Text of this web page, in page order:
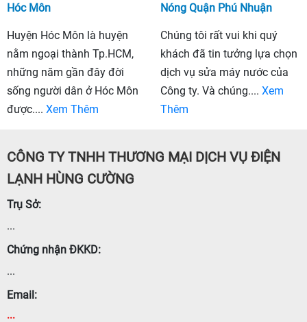
Hóc Môn
Huyện Hóc Môn là huyện
nằm ngoại thành Tp.HCM,
những năm gần đây đời
sống người dân ở Hóc Môn
được.... Xem Thêm
Nóng Quận Phú Nhuận
Chúng tôi rất vui khi quý
khách đã tin tưởng lựa chọn
dịch vụ sửa máy nước của
Công ty. Và chúng.... Xem
Thêm
CÔNG TY TNHH THƯƠNG MẠI DỊCH VỤ ĐIỆN
LẠNH HÙNG CƯỜNG
Trụ Sở:
...
Chứng nhận ĐKKD:
...
Email:
...